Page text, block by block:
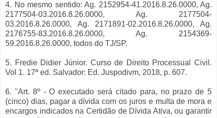
4. No mesmo sentido: Ag. 2152954-41.2016.8.26.0000, Ag.
2177504-03.2016.8.26.0000, Ag. 2177504-
03.2016.8.26.0000, Ag. 2171891-02.2016.8.26.0000, Ag.
2176755-83.2016.8.26.0000, Ag. 2154369-
59.2016.8.26.0000, todos do TJ/SP.
5. Fredie Didier Júnior. Curso de Direito Processual Civil.
Vol 1. 17ª ed. Salvador: Ed. Juspodivm, 2018, p. 607.
6. "Art. 8º - O executado será citado para, no prazo de 5
(cinco) dias, pagar a dívida com os juros e multa de mora e
encargos indicados na Certidão de Dívida Ativa, ou garantir